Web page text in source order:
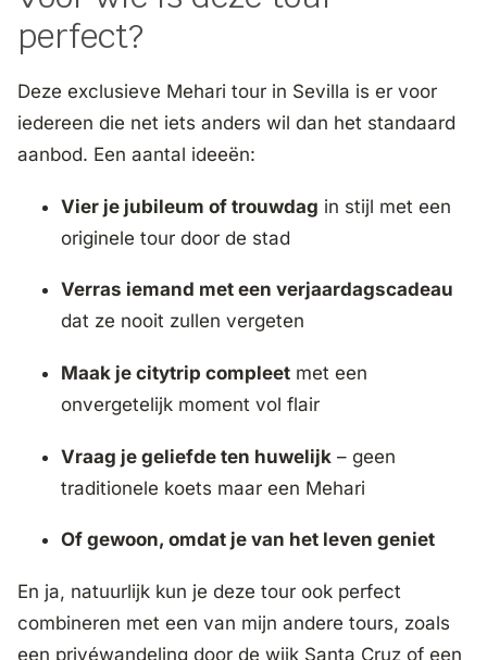
perfect?
Deze exclusieve Mehari tour in Sevilla is er voor
iedereen die net iets anders wil dan het standaard
aanbod. Een aantal ideeën:
Vier je jubileum of trouwdag in stijl met een
originele tour door de stad
Verras iemand met een verjaardagscadeau
dat ze nooit zullen vergeten
Maak je citytrip compleet met een
onvergetelijk moment vol flair
Vraag je geliefde ten huwelijk – geen
traditionele koets maar een Mehari
Of gewoon, omdat je van het leven geniet
En ja, natuurlijk kun je deze tour ook perfect
combineren met een van mijn andere tours, zoals
een privéwandeling door de wijk Santa Cruz of een